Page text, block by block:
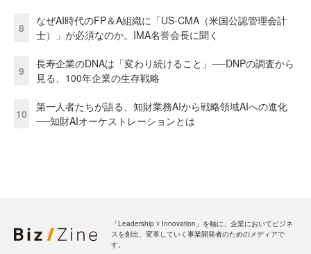
8
なぜAI時代のFP＆A組織に「US-CMA（米国公認管理会計
士）」が必須なのか。IMA名誉会長に聞く
9
長寿企業のDNAは「変わり続けること」──DNPの調査から
見る、100年企業の生存戦略
10
第一人者たちが語る、知財業務AIから戦略領域AIへの進化
──知財AIオーケストレーションとは
「Leadership ☓ Innovation」を軸に、企業においてビジネ
スを創出、変革していく事業開発者のためのメディアで
す。